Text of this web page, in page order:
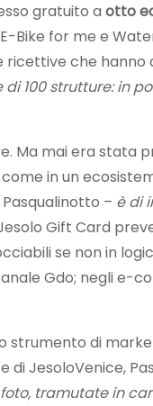
gratuito a otto
Bike for me e
ricettive che
100 strutture: in
Ma mai era stata
in un
– è di
Gift Card
se non in
Gdo; negli e-
strumento di
di JesoloVenice,
tramutate in